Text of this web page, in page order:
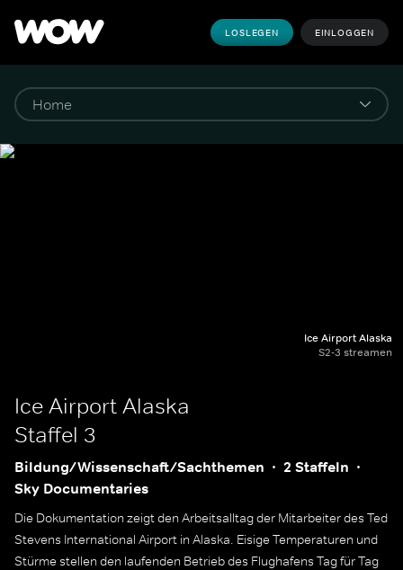
LOSLEGEN EINLOGGEN
Ice Airport Alaska
S2-3 streamen
Ice Airport Alaska
Staffel 3
Bildung/Wissenschaft/Sachthemen
2 Staffeln
Sky Documentaries
Die Dokumentation zeigt den Arbeitsalltag der Mitarbeiter des Ted
Stevens International Airport in Alaska. Eisige Temperaturen und
Stürme stellen den laufenden Betrieb des Flughafens Tag für Tag